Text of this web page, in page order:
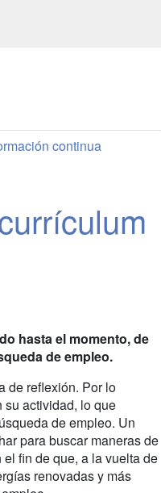
continua
hasta el momento, de
de empleo.
de reflexión. Por lo
su actividad, lo que
de empleo. Un
para buscar maneras de
fin de que, a la vuelta de
renovadas y más